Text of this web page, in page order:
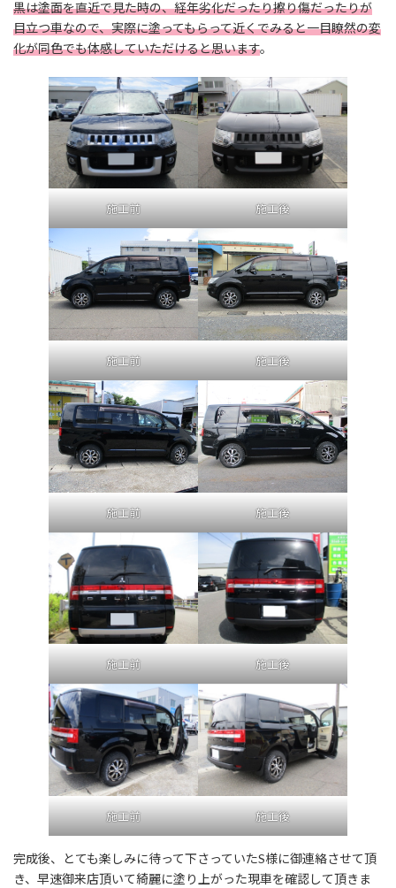
黒は塗面を直近で見た時の、経年劣化だったり擦り傷だったりが
目立つ車なので、実際に塗ってもらって近くでみると一目瞭然の変
化が同色でも体感していただけると思います。
施工前 施工後
施工前 施工後
施工前 施工後
施工前 施工後
施工前 施工後
完成後、とても楽しみに待って下さっていたS様に御連絡させて頂
き、早速御来店頂いて綺麗に塗り上がった現車を確認して頂きま